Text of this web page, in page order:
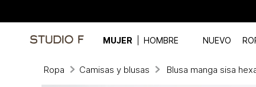
MUJER HOMBRE NUEVO
Ropa Camisas y blusas Blusa manga sisa